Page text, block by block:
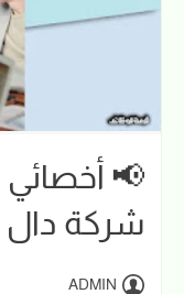
📢
شركة دال
ADMIN